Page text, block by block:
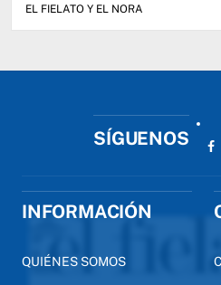
EL FIELATO Y EL NORA
SÍGUENOS
INFORMACIÓN
QUIÉNES SOMOS